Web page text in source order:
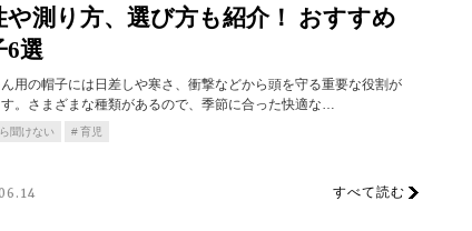
や測り方、選び方も紹介！ おすすめ
6選
用の帽子には日差しや寒さ、衝撃などから頭を守る重要な役割が
。さまざまな種類があるので、季節に合った快適な…
聞けない 育児
すべて読む